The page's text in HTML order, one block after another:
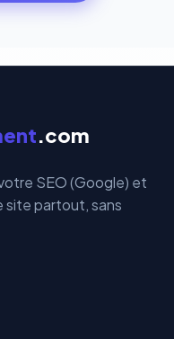
.com
SEO (Google) et
site partout, sans